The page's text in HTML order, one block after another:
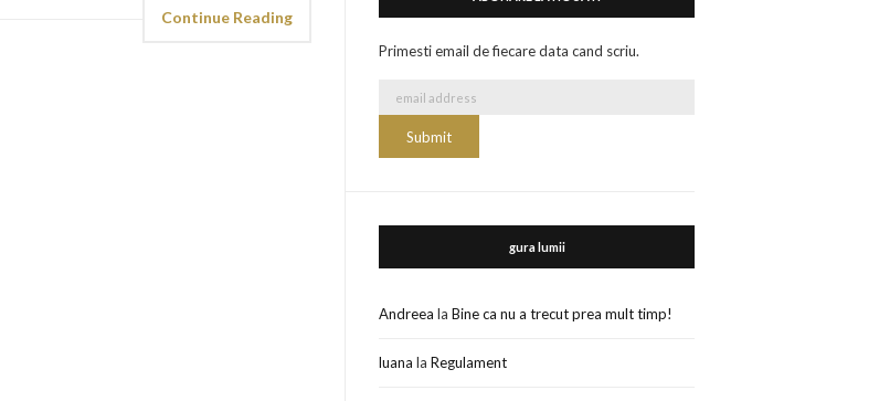
Continue Reading
Primesti email de fiecare data cand scriu.
gura lumii
Andreea laBine ca nu a trecut prea mult timp!
luana laRegulament